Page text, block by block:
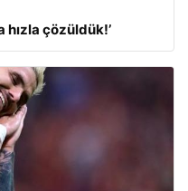
hızla çözüldük!’